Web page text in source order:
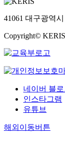
41061 대구광역
Copyright©
네이버 블
인스타그램
유튜브
해외이동버튼